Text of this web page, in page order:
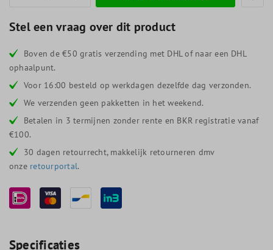
Stel een vraag over dit product
Boven de €50 gratis verzending met DHL of naar een DHL
ophaalpunt.
Voor 16:00 besteld op werkdagen dezelfde dag verzonden.
We verzenden geen pakketten in het weekend.
Betalen in 3 termijnen zonder rente en BKR registratie vanaf
€100.
30 dagen retourrecht, makkelijk retourneren dmv
onze retourportal.
Specificaties